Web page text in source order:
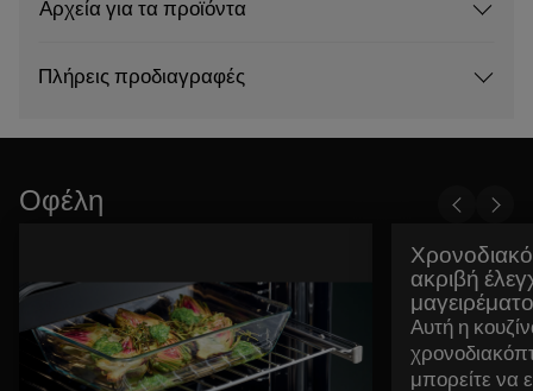
Αρχεία για τα προϊόντα
Πλήρεις προδιαγραφές
Οφέλη
ακριβή
Αυτή η
μπορείτε να